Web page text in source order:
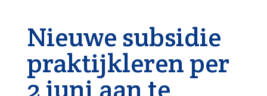
Nieuwe subsidie
praktijkleren per
2 juni aan te